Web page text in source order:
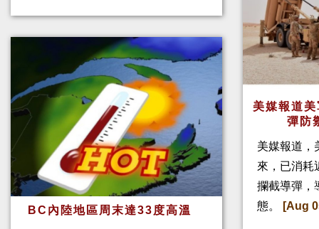
BC內陸地區周末達33度高溫
美媒報道
彈防
美媒報道，
來，已消耗
攔截導彈，
態。
[Aug